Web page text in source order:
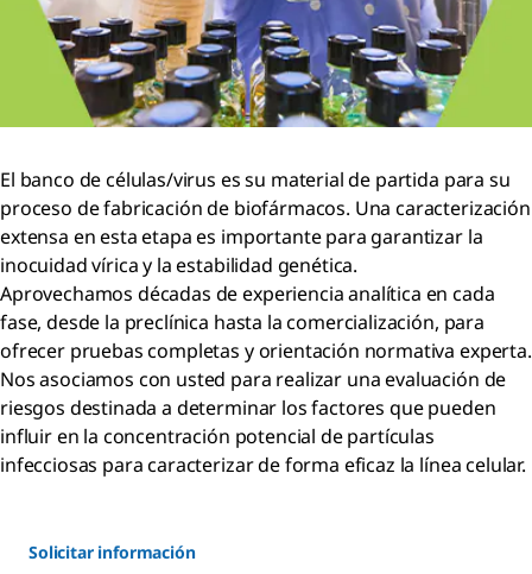
El banco de células/virus es su material de partida para su
proceso de fabricación de biofármacos. Una caracterización
extensa en esta etapa es importante para garantizar la
inocuidad vírica y la estabilidad genética.
Aprovechamos décadas de experiencia analítica en cada
fase, desde la preclínica hasta la comercialización, para
ofrecer pruebas completas y orientación normativa experta.
Nos asociamos con usted para realizar una evaluación de
riesgos destinada a determinar los factores que pueden
influir en la concentración potencial de partículas
infecciosas para caracterizar de forma eficaz la línea celular.
Solicitar información